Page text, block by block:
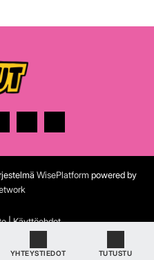
YHTEYSTIEDOT TUTUSTU
WisePlatformpowered by
|Käyttöehdot